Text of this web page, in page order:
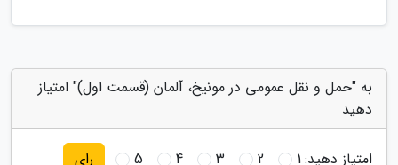
به "حمل و نقل عمومی در مونیخ، آلمان (قسمت اول)" امتیاز
دهید
امتیاز دهید:1
2
3
4
5 رای